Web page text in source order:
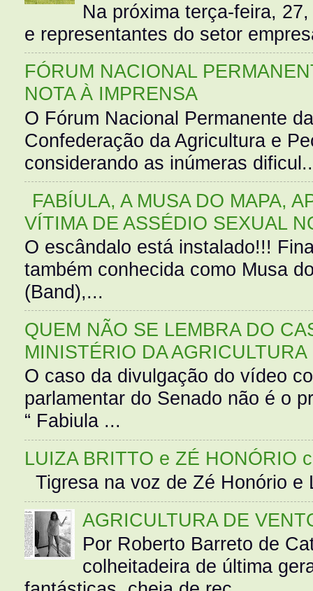
Na próxima terça-feira,
e representantes do setor
FÓRUM NACIONAL
NOTA À IMPRENSA
O Fórum Nacional Permanente
Confederação da Agricultura e
considerando as inúmeras
FABÍULA, A MUSA DO MAPA,
VÍTIMA DE ASSÉDIO SEXUAL
O escândalo está instalado!!!
também conhecida como Musa
(Band),...
QUEM NÃO SE LEMBRA DO
MINISTÉRIO DA AGRICULTURA
O caso da divulgação do vídeo
parlamentar do Senado não é o
“ Fabiula ...
LUIZA BRITTO e ZÉ HONÓRIO
Tigresa na voz de Zé Honório
AGRICULTURA DE
Por Roberto Barreto de
colheitadeira de última